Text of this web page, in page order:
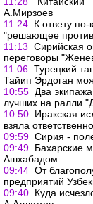
А.Мирзоев
11:24 К ответу
"решающее
11:13 Сирийская
переговоры
11:06 Турецкий
Тайип Эрдоган
10:55 Два
лучших на ралли
10:50 Иракская
взяла
09:59 Сирия -
09:49 Бахарские
Ашхабадом
09:44 От
предприятий
09:40 Куда